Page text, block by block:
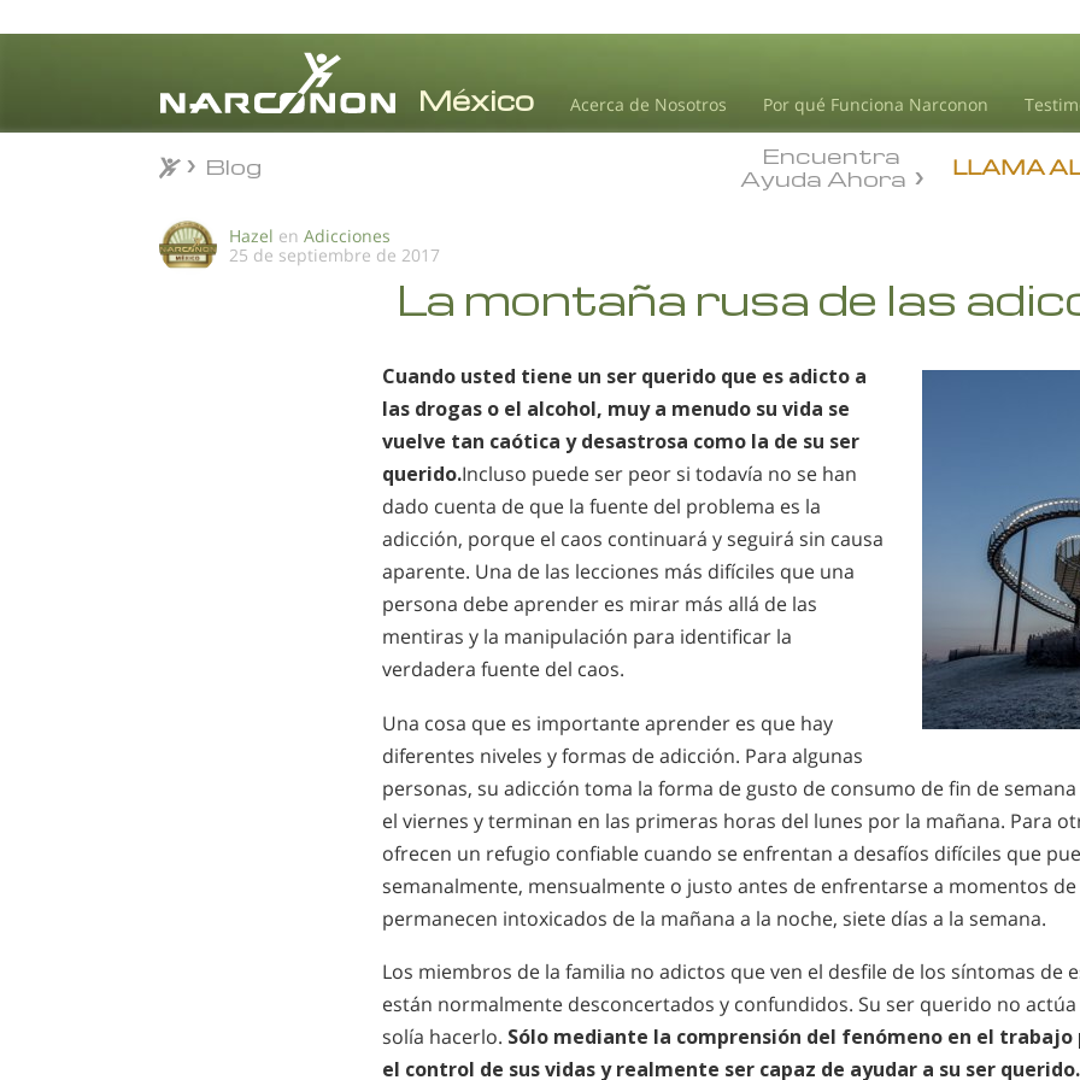
Acerca de Nosotros Por qué Funciona Narconon
LLAMA
Encuentra
Ayuda Ahora
Blog
Hazel en Adicciones
25 de septiembre de 2017
La montaña rusa de las
Cuando usted tiene un ser querido que es adicto a
las drogas o el alcohol, muy a menudo su vida se
vuelve tan caótica y desastrosa como la de su ser
querido.Incluso puede ser peor si todavía no se han
dado cuenta de que la fuente del problema es la
adicción, porque el caos continuará y seguirá sin causa
aparente. Una de las lecciones más difíciles que una
persona debe aprender es mirar más allá de las
mentiras y la manipulación para identificar la
verdadera fuente del caos.
Una cosa que es importante aprender es que hay
diferentes niveles y formas de adicción. Para algunas
personas, su adicción toma la forma de gusto de consumo de fin de
el viernes y terminan en las primeras horas del lunes por la mañana. Para
ofrecen un refugio confiable cuando se enfrentan a desafíos difíciles que
semanalmente, mensualmente o justo antes de enfrentarse a momentos
permanecen intoxicados de la mañana a la noche, siete días a la semana.
Los miembros de la familia no adictos que ven el desfile de los síntomas de
están normalmente desconcertados y confundidos. Su ser querido no
solía hacerlo. Sólo mediante la comprensión del fenómeno en el
el control de sus vidas y realmente ser capaz de ayudar a su ser querido.
Blog